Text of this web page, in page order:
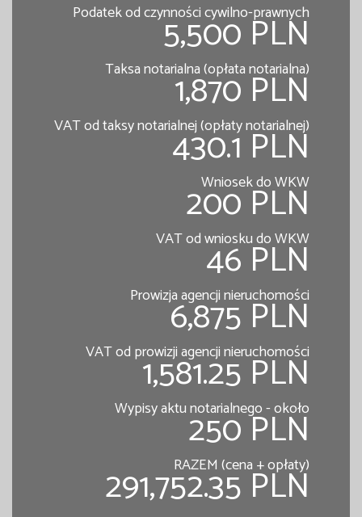
Podatek od czynności cywilno-prawnych
5,500 PLN
Taksa notarialna (opłata notarialna)
1,870 PLN
VAT od taksy notarialnej (opłaty notarialnej)
430.1 PLN
Wniosek do WKW
200 PLN
VAT od wniosku do WKW
46 PLN
Prowizja agencji nieruchomości
6,875 PLN
VAT od prowizji agencji nieruchomości
1,581.25 PLN
Wypisy aktu notarialnego - około
250 PLN
RAZEM (cena + opłaty)
291,752.35 PLN